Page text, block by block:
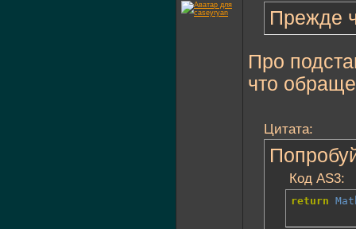
Прежде
Про
что
Цитата:
Код AS3:
return